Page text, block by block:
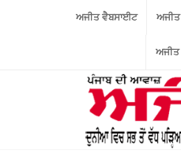
ਅਜੀਤ ਵੈਬਸਾਈਟ
ਅਜੀਤ